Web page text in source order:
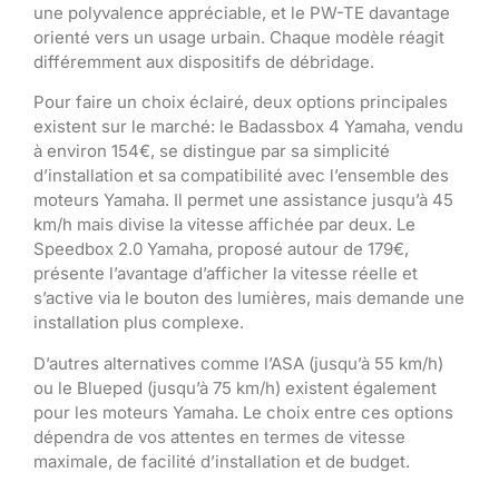
une polyvalence appréciable, et le PW-TE davantage
orienté vers un usage urbain. Chaque modèle réagit
différemment aux dispositifs de débridage.
Pour faire un choix éclairé, deux options principales
existent sur le marché: le Badassbox 4 Yamaha, vendu
à environ 154€, se distingue par sa simplicité
d’installation et sa compatibilité avec l’ensemble des
moteurs Yamaha. Il permet une assistance jusqu’à 45
km/h mais divise la vitesse affichée par deux. Le
Speedbox 2.0 Yamaha, proposé autour de 179€,
présente l’avantage d’afficher la vitesse réelle et
s’active via le bouton des lumières, mais demande une
installation plus complexe.
D’autres alternatives comme l’ASA (jusqu’à 55 km/h)
ou le Blueped (jusqu’à 75 km/h) existent également
pour les moteurs Yamaha. Le choix entre ces options
dépendra de vos attentes en termes de vitesse
maximale, de facilité d’installation et de budget.